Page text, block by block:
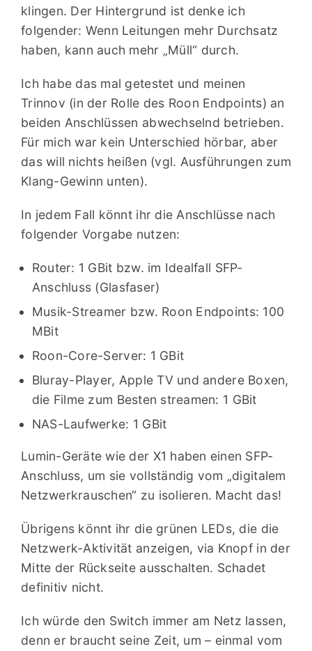
klingen. Der Hintergrund ist denke ich
folgender: Wenn Leitungen mehr Durchsatz
haben, kann auch mehr „Müll“ durch.
Ich habe das mal getestet und meinen
Trinnov (in der Rolle des Roon Endpoints) an
beiden Anschlüssen abwechselnd betrieben.
Für mich war kein Unterschied hörbar, aber
das will nichts heißen (vgl. Ausführungen zum
Klang-Gewinn unten).
In jedem Fall könnt ihr die Anschlüsse nach
folgender Vorgabe nutzen:
Router: 1 GBit bzw. im Idealfall SFP-
Anschluss (Glasfaser)
Musik-Streamer bzw. Roon Endpoints: 100
MBit
Roon-Core-Server: 1 GBit
Bluray-Player, Apple TV und andere Boxen,
die Filme zum Besten streamen: 1 GBit
NAS-Laufwerke: 1 GBit
Lumin-Geräte wie der X1 haben einen SFP-
Anschluss, um sie vollständig vom „digitalem
Netzwerkrauschen“ zu isolieren. Macht das!
Übrigens könnt ihr die grünen LEDs, die die
Netzwerk-Aktivität anzeigen, via Knopf in der
Mitte der Rückseite ausschalten. Schadet
definitiv nicht.
Ich würde den Switch immer am Netz lassen,
denn er braucht seine Zeit, um – einmal vom